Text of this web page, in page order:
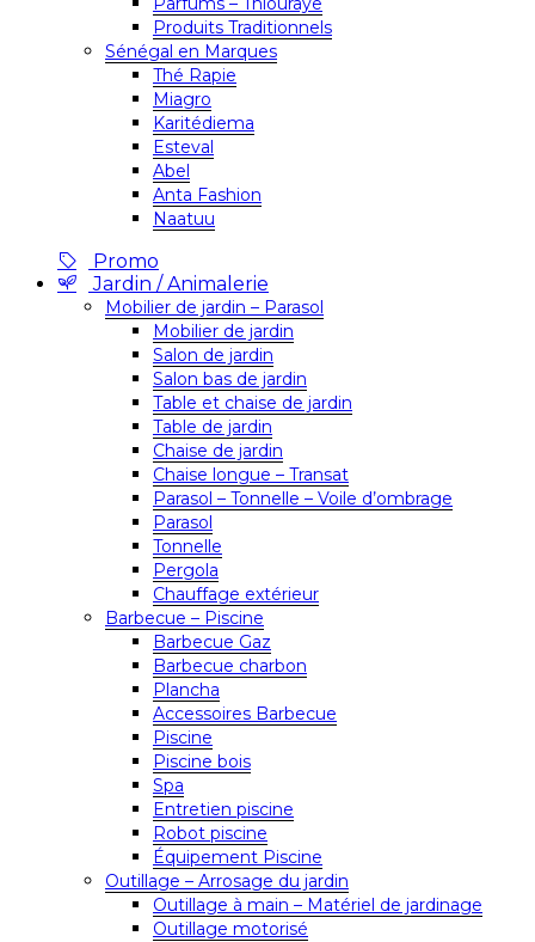
Produits Traditionnels
Sénégal en Marques
Thé Rapie
Miagro
Karitédiema
Esteval
Abel
Anta Fashion
Naatuu
Promo
Jardin / Animalerie
Mobilier de jardin – Parasol
Mobilier de jardin
Salon de jardin
Salon bas de jardin
Table et chaise de jardin
Table de jardin
Chaise de jardin
Chaise longue – Transat
Parasol – Tonnelle – Voile d’ombrage
Parasol
Tonnelle
Pergola
Chauffage extérieur
Barbecue – Piscine
Barbecue Gaz
Barbecue charbon
Plancha
Accessoires Barbecue
Piscine
Piscine bois
Spa
Entretien piscine
Robot piscine
Équipement Piscine
Outillage – Arrosage du jardin
Outillage à main – Matériel de jardinage
Outillage motorisé